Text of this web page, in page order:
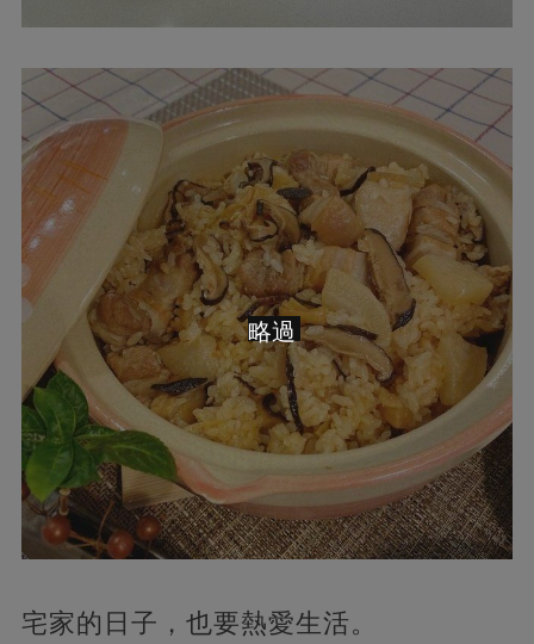
宅家的日子，也要熱愛生活。
略過